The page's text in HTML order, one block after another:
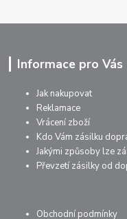
Informace pro Vás
Jak nakupovat
Reklamace
Vrácení zboží
Kdo Vám zásilku
Jakými způsoby lze
Převzetí zásilky od
Obchodní podmínky